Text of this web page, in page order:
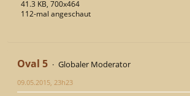
41.3 KB, 700x464
112-mal angeschaut
Oval 5
Globaler Moderator
09.05.2015, 23h23